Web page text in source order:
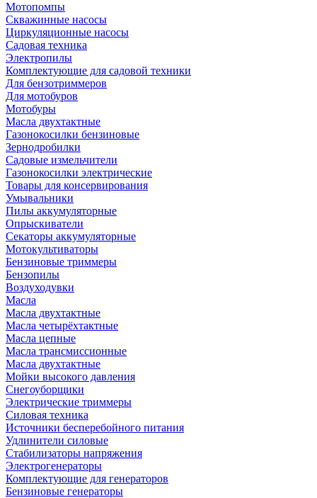
Мотопомпы
Скважинные насосы
Циркуляционные насосы
Садовая техника
Электропилы
Комплектующие для садовой техники
Для бензотриммеров
Для мотобуров
Мотобуры
Масла двухтактные
Газонокосилки бензиновые
Зернодробилки
Садовые измельчители
Газонокосилки электрические
Товары для консервирования
Умывальники
Пилы аккумуляторные
Опрыскиватели
Секаторы аккумуляторные
Мотокультиваторы
Бензиновые триммеры
Бензопилы
Воздуходувки
Масла
Масла двухтактные
Масла четырёхтактные
Масла цепные
Масла трансмиссионные
Масла двухтактные
Мойки высокого давления
Снегоуборщики
Электрические триммеры
Силовая техника
Источники бесперебойного питания
Удлинители силовые
Стабилизаторы напряжения
Электрогенераторы
Комплектующие для генераторов
Бензиновые генераторы